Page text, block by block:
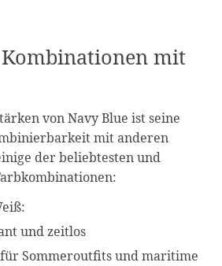
Kombinationen mit
von Navy Blue ist seine
mit anderen
der beliebtesten und
und zeitlos
für Sommeroutfits und maritime